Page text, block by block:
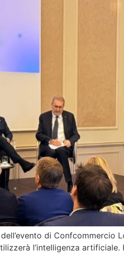
di Confcommercio
l’intelligenza